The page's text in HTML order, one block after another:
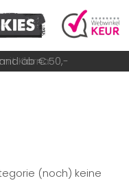
Klarna
ab € 50,-
versandt
(noch) keine